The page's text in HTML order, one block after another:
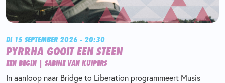
DI 15 SEPTEMBER 2026 - 20:30
PYRRHA GOOIT EEN STEEN
EEN BEGIN | SABINE VAN KUIPERS
In aanloop naar Bridge to Liberation programmeert Musis